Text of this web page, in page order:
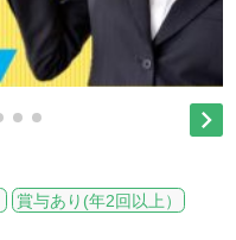

賞与あり(年2回以上）